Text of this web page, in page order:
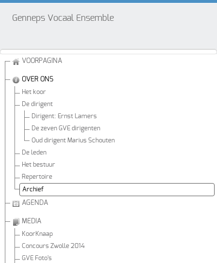
Genneps Vocaal Ensemble
VOORPAGINA
OVER ONS
Het koor
De dirigent
Dirigent: Ernst Lamers
De zeven GVE dirigenten
Oud dirigent Marius Schouten
De leden
Het bestuur
Repertoire
Archief
AGENDA
MEDIA
KoorKnaap
Concours Zwolle 2014
GVE Foto's